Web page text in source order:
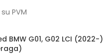
su PVM
BMW G01, G02 LCI (2022-)